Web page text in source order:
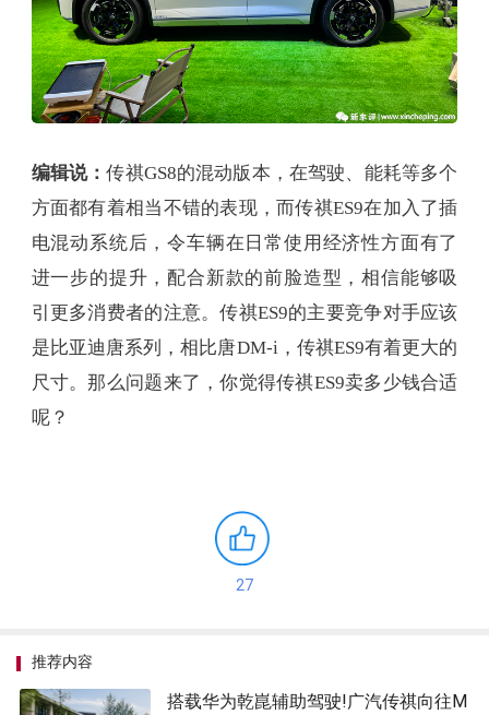
编辑说：传祺GS8的混动版本，在驾驶、能耗等多个
方面都有着相当不错的表现，而传祺ES9在加入了插
电混动系统后，令车辆在日常使用经济性方面有了
进一步的提升，配合新款的前脸造型，相信能够吸
引更多消费者的注意。传祺ES9的主要竞争对手应该
是比亚迪唐系列，相比唐DM-i，传祺ES9有着更大的
尺寸。那么问题来了，你觉得传祺ES9卖多少钱合适
呢？
27
推荐内容
搭载华为乾崑辅助驾驶!广汽传祺向往M